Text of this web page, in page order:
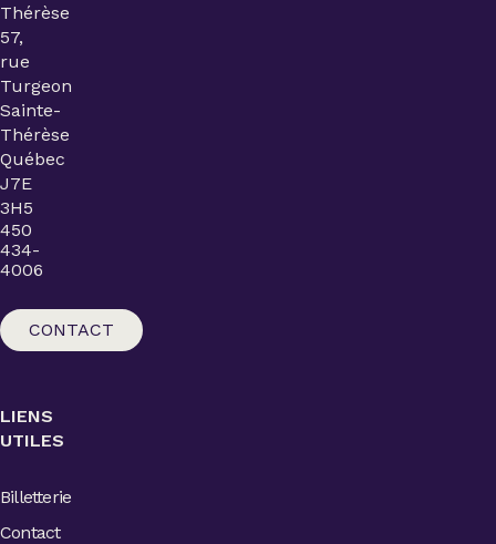
Thérèse
57,
rue
Turgeon
Sainte-
Thérèse
Québec
J7E
3H5
450
434-
4006
CONTACT
LIENS
UTILES
Billetterie
Contact